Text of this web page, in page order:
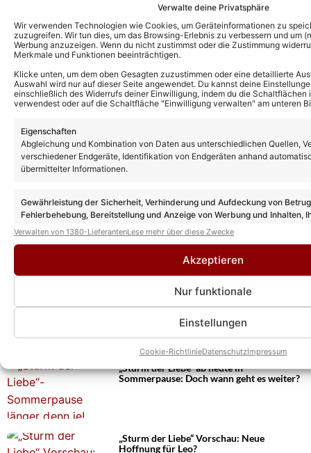
Verwalte deine Privatsphäre
Wir verwenden Technologien wie Cookies, um Geräteinformationen zu
zuzugreifen. Wir tun dies, um das Browsing-Erlebnis zu verbessern und um
Werbung anzuzeigen. Wenn du nicht zustimmst oder die Zustimmung
Merkmale und Funktionen beeinträchtigen.
Klicke unten, um dem oben Gesagten zuzustimmen oder eine detaillierte
Auswahl wird nur auf dieser Seite angewendet. Du kannst deine
einschließlich des Widerrufs deiner Einwilligung, indem du die
verwendest oder auf die Schaltfläche "Einwilligung verwalten" am unteren
Eigenschaften
Abgleichung und Kombination von Daten aus unterschiedlichen Quellen,
verschiedener Endgeräte, Identifikation von Endgeräten anhand
übermittelter Informationen.
Gewährleistung der Sicherheit, Verhinderung und Aufdeckung von
Fehlerbehebung, Bereitstellung und Anzeige von Werbung und Inhalten,
Entscheidungen zum Datenschutz speichern und übermitteln.
Verwalten von 1380-LieferantenLese mehr über diese Zwecke
Akzeptieren
Nur funktionale
Einstellungen
Cookie-RichtlinieDatenschutzImpressum
Weitere News
„Sturm der Liebe“ Vorschau: So geht es
nach der Sommerpause in Folge 4614
weiter!
„Sturm der Liebe“: Das sind die drei
Neuzugänge in den neuen Folgen nach der
Sommerpause!
„Sturm der Liebe“ ab heute in
Sommerpause: Doch wann geht es weiter?
„Sturm der Liebe“ Vorschau: Neue
Hoffnung für Leo?